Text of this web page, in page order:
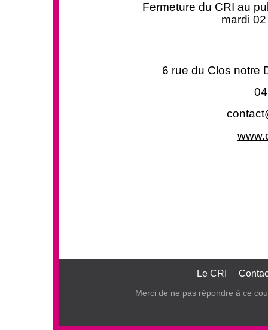
Fermeture du CRI au
mardi
6 rue du Clos notre
Le CRI
Merci de ne pas répondre à ce